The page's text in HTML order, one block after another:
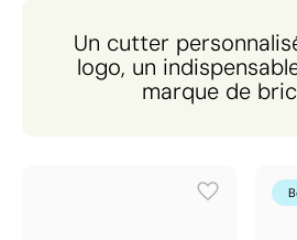
pour équiper vos collaborateurs,
partenaires.Un cutter
logo, un
marque de